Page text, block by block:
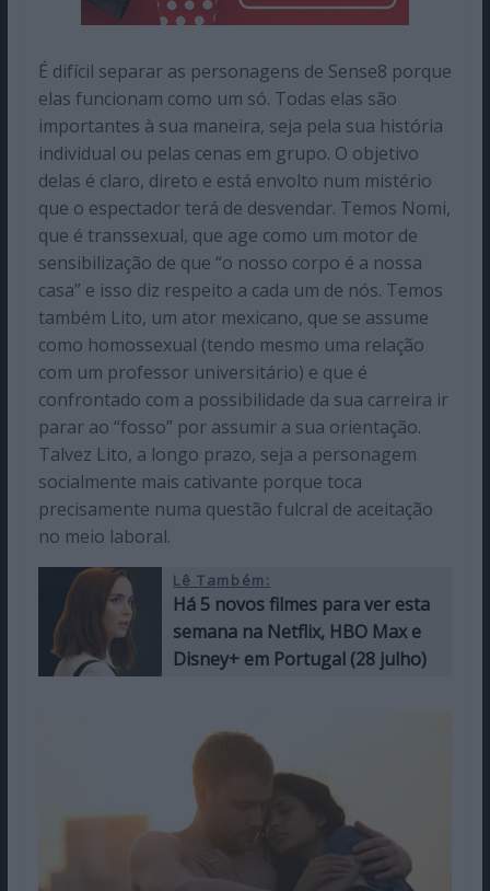
É difícil separar as personagens de Sense8 porque
elas funcionam como um só. Todas elas são
importantes à sua maneira, seja pela sua história
individual ou pelas cenas em grupo. O objetivo
delas é claro, direto e está envolto num mistério
que o espectador terá de desvendar. Temos Nomi,
que é transsexual, que age como um motor de
sensibilização de que “o nosso corpo é a nossa
casa” e isso diz respeito a cada um de nós. Temos
também Lito, um ator mexicano, que se assume
como homossexual (tendo mesmo uma relação
com um professor universitário) e que é
confrontado com a possibilidade da sua carreira ir
parar ao “fosso” por assumir a sua orientação.
Talvez Lito, a longo prazo, seja a personagem
socialmente mais cativante porque toca
precisamente numa questão fulcral de aceitação
no meio laboral.
Lê Também:
Há 5 novos filmes para ver esta
semana na Netflix, HBO Max e
Disney+ em Portugal (28 julho)